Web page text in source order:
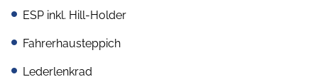
ESP inkl. Hill-Holder
Fahrerhausteppich
Lederlenkrad